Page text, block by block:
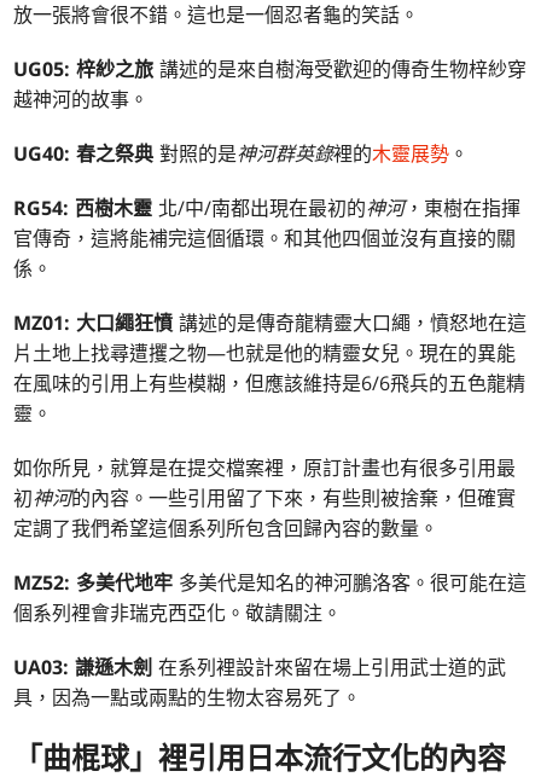
放一張將會很不錯。這也是一個忍者龜的笑話。
UG05: 梓紗之旅 講述的是來自樹海受歡迎的傳奇生物梓紗穿
越神河的故事。
UG40: 春之祭典 對照的是神河群英錄裡的木靈展勢 。
RG54: 西樹木靈 北/中/南都出現在最初的神河，東樹在指揮
官傳奇，這將能補完這個循環。和其他四個並沒有直接的關
係。
MZ01: 大口繩狂憤 講述的是傳奇龍精靈大口繩，憤怒地在這
片土地上找尋遭攫之物—也就是他的精靈女兒。現在的異能
在風味的引用上有些模糊，但應該維持是6/6飛兵的五色龍精
靈。
如你所見，就算是在提交檔案裡，原訂計畫也有很多引用最
初神河的內容。一些引用留了下來，有些則被捨棄，但確實
定調了我們希望這個系列所包含回歸內容的數量。
MZ52: 多美代地牢 多美代是知名的神河鵬洛客。很可能在這
個系列裡會非瑞克西亞化。敬請關注。
UA03: 謙遜木劍 在系列裡設計來留在場上引用武士道的武
具，因為一點或兩點的生物太容易死了。
「曲棍球」裡引用日本流行文化的內容